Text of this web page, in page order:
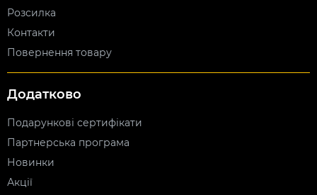
Розсилка
Контакти
Повернення товару
Додатково
Подарункові сертифікати
Партнерська програма
Новинки
Акції